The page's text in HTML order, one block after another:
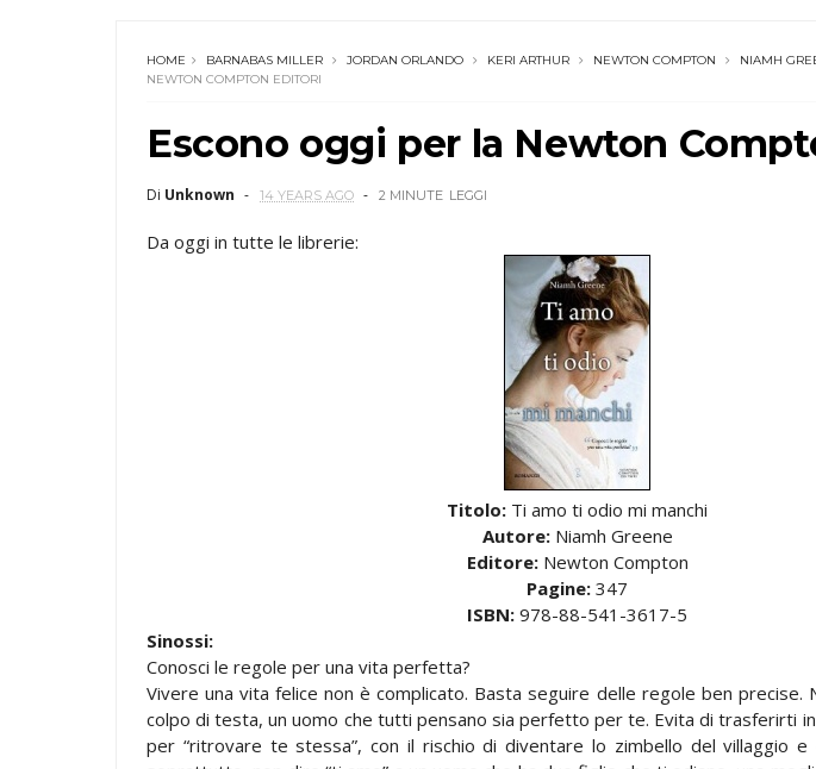
HOME BARNABAS MILLER JORDAN ORLANDO KERI ARTHUR NEWTON COMPTON NIAMH
NEWTON COMPTON EDITORI
Escono oggi per la Newton
Di Unknown 14 YEARS AGO 2 MINUTE LEGGI
Da oggi in tutte le librerie:
Titolo: Ti amo ti odio mi manchi
Autore:Niamh Greene
Editore:Newton Compton
Pagine: 347
ISBN: 978-88-541-3617-5
Sinossi:
Conosci le regole per una vita perfetta?
Vivere una vita felice non è complicato. Basta seguire delle regole ben precise.
colpo di testa, un uomo che tutti pensano sia perfetto per te. Evita di trasferirti
per “ritrovare te stessa”, con il rischio di diventare lo zimbello del villaggio